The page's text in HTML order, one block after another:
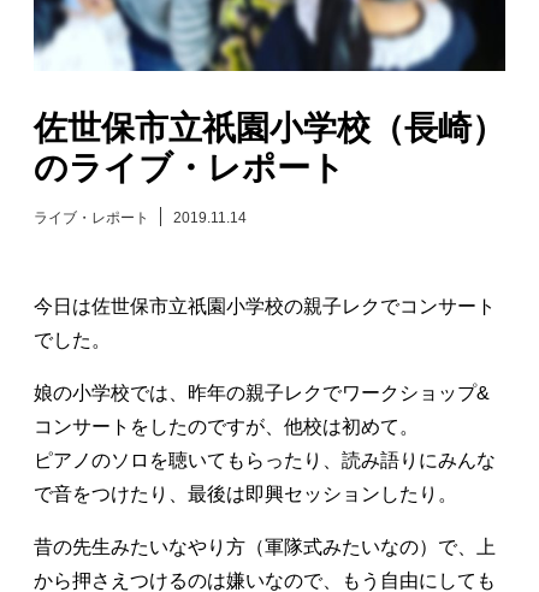
プロフィール
お問い合わせ
佐世保市立祇園小学校（長崎）
のライブ・レポート
ライブ・レポート 2019.11.14
今日は佐世保市立祇園小学校の親子レクでコンサート
でした。
娘の小学校では、昨年の親子レクでワークショップ&
コンサートをしたのですが、他校は初めて。
ピアノのソロを聴いてもらったり、読み語りにみんな
で音をつけたり、最後は即興セッションしたり。
昔の先生みたいなやり方（軍隊式みたいなの）で、上
から押さえつけるのは嫌いなので、もう自由にしても